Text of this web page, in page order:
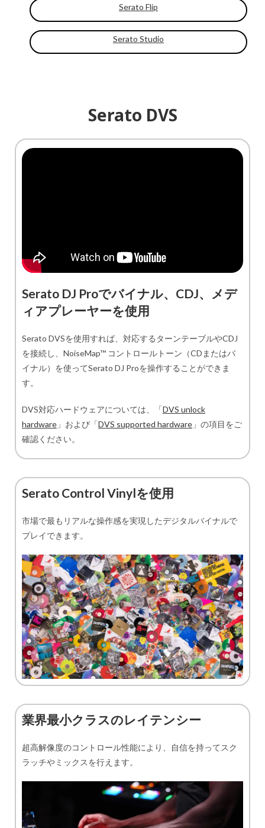
Serato Flip
Serato Studio
Serato DVS
Serato DJ Proでバイナル、CDJ、メデ
ィアプレーヤーを使用
Serato DVSを使用すれば、対応するターンテーブルやCDJ
を接続し、NoiseMap™ コントロールトーン（CDまたはバ
イナル）を使ってSerato DJ Proを操作することができま
す。
DVS対応ハードウェアについては、「DVS unlock
hardware」および「DVS supported hardware」の項目をご
確認ください。
Serato Control Vinylを使用
市場で最もリアルな操作感を実現したデジタルバイナルで
プレイできます。
業界最小クラスのレイテンシー
超高解像度のコントロール性能により、自信を持ってスク
ラッチやミックスを行えます。